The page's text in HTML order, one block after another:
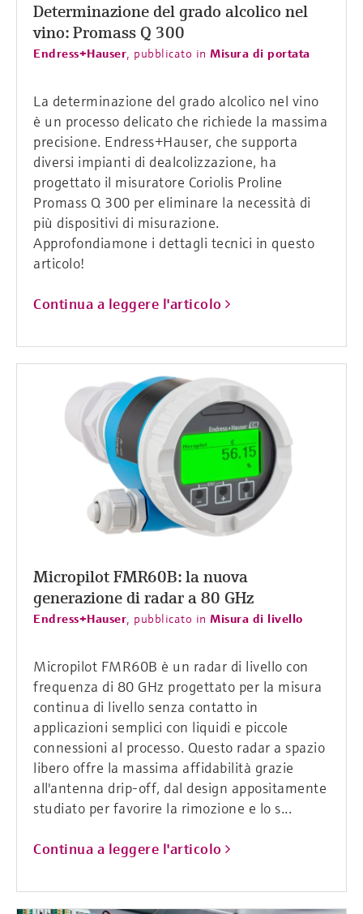
Determinazione del grado alcolico nel
vino: Promass Q 300
Endress+Hauser pubblicato in Misura di portata
La determinazione del grado alcolico nel vino
è un processo delicato che richiede la massima
precisione. Endress+Hauser, che supporta
diversi impianti di dealcolizzazione, ha
progettato il misuratore Coriolis Proline
Promass Q 300 per eliminare la necessità di
più dispositivi di misurazione.
Approfondiamone i dettagli tecnici in questo
articolo!
Continua a leggere l'articolo
Micropilot FMR60B: la nuova
generazione di radar a 80 GHz
Endress+Hauser, pubblicato in Misura di livello
Micropilot FMR60B è un radar di livello con
frequenza di 80 GHz progettato per la misura
continua di livello senza contatto in
applicazioni semplici con liquidi e piccole
connessioni al processo. Questo radar a spazio
libero offre la massima affidabilità grazie
all'antenna drip-off, dal design appositamente
studiato per favorire la rimozione e lo s...
Continua a leggere l'articolo